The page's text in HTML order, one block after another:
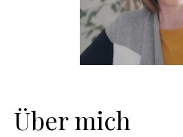
Über mich